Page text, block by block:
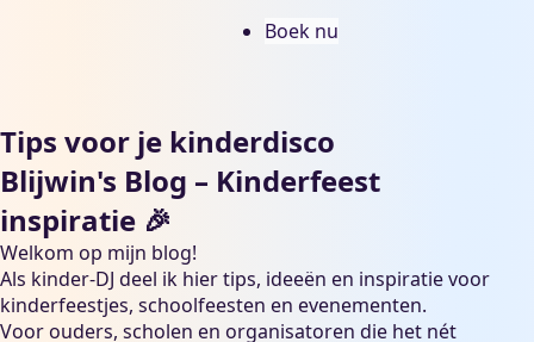
Boek nu
Tips voor je kinderdisco
Blijwin's Blog – Kinderfeest
inspiratie 🎉
Welkom op mijn blog!
Als kinder-DJ deel ik hier tips, ideeën en inspiratie voor
kinderfeestjes, schoolfeesten en evenementen.
Voor ouders, scholen en organisatoren die het nét